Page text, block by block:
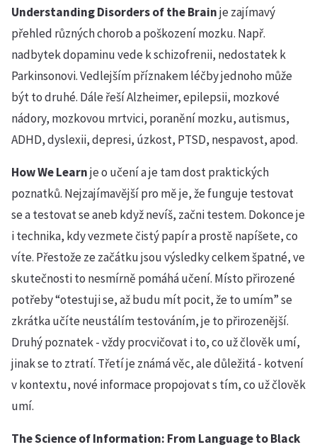
Understanding Disorders of the Brainje zajímavý
přehled různých chorob a poškození mozku. Např.
nadbytek dopaminu vede k schizofrenii, nedostatek k
Parkinsonovi. Vedlejším příznakem léčby jednoho může
být to druhé. Dále řeší Alzheimer, epilepsii, mozkové
nádory, mozkovou mrtvici, poranění mozku, autismus,
ADHD, dyslexii, depresi, úzkost, PTSD, nespavost, apod.
How We Learnje o učení a je tam dost praktických
poznatků. Nejzajímavější pro mě je, že funguje testovat
se a testovat se aneb když nevíš, začni testem. Dokonce je
i technika, kdy vezmete čistý papír a prostě napíšete, co
víte. Přestože ze začátku jsou výsledky celkem špatné, ve
skutečnosti to nesmírně pomáhá učení. Místo přirozené
potřeby “otestuji se, až budu mít pocit, že to umím” se
zkrátka učíte neustálím testováním, je to přirozenější.
Druhý poznatek - vždy procvičovat i to, co už člověk umí,
jinak se to ztratí. Třetí je známá věc, ale důležitá - kotvení
v kontextu, nové informace propojovat s tím, co už člověk
umí.
The Science of Information: From Language to Black